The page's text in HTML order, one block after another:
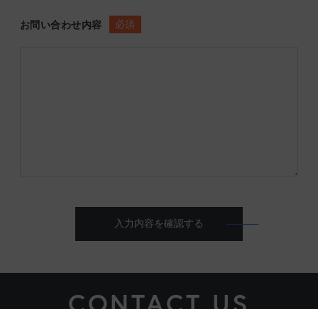
お問い合わせ内容 必須
入力内容を確認する